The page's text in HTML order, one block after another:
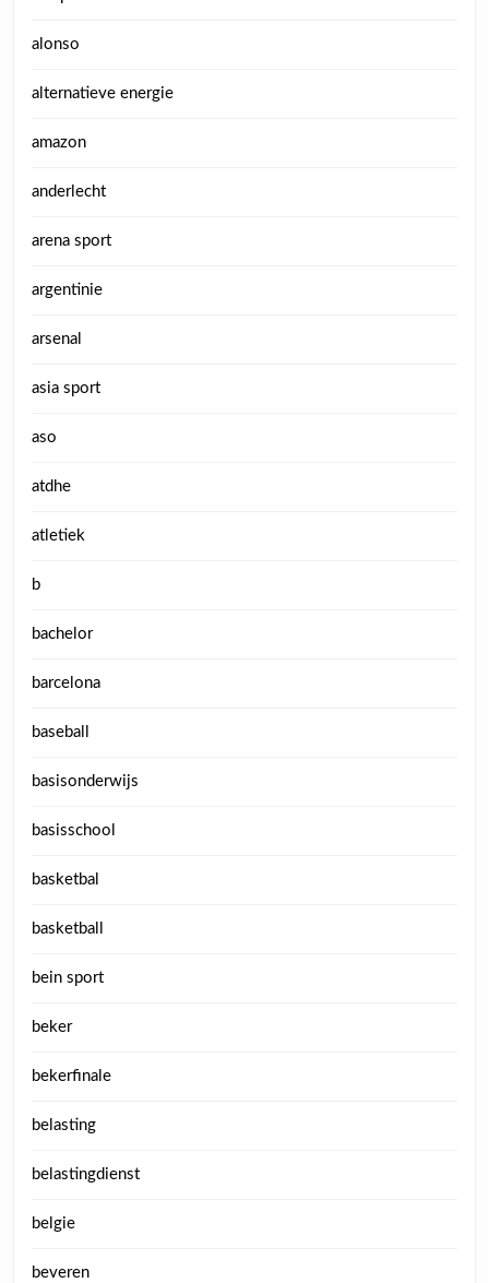
alonso
alternatieve energie
amazon
anderlecht
arena sport
argentinie
arsenal
asia sport
aso
atdhe
atletiek
b
bachelor
barcelona
baseball
basisonderwijs
basisschool
basketbal
basketball
bein sport
beker
bekerfinale
belasting
belastingdienst
belgie
beveren